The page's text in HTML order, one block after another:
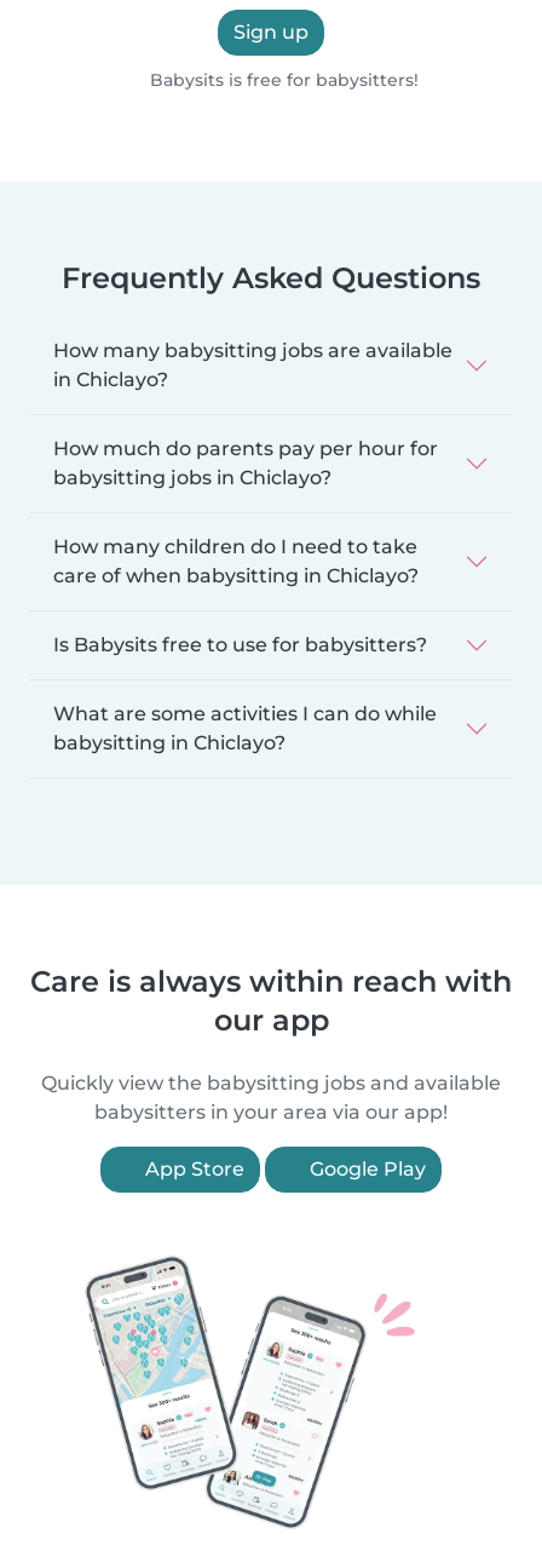
Sign up
Babysits is free for babysitters!
Frequently Asked Questions
How many babysitting jobs are available
in Chiclayo?
How much do parents pay per hour for
babysitting jobs in Chiclayo?
How many children do I need to take
care of when babysitting in Chiclayo?
Is Babysits free to use for babysitters?
What are some activities I can do while
babysitting in Chiclayo?
Care is always within reach with
our app
Quickly view the babysitting jobs and available
babysitters in your area via our app!
App Store Google Play